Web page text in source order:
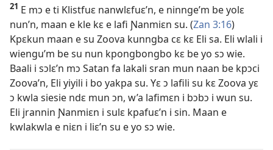
21 E mɔ e ti Klistfuɛ nanwlɛfuɛ’n, e ninnge’m be yolɛ
nun’n, maan e kle kɛ e lafi Ɲanmiɛn su. (Zan 3:16)
Kpɛkun maan e su Zoova kunngba cɛ kɛ Eli sa. Eli wlali i
wiengu’m be su nun kpongbongbo kɛ be yo sɔ wie.
Baali i sɔlɛ’n mɔ Satan fa lakali sran mun naan be kpɔci
Zoova’n, Eli yiyili i bo yakpa su. Yɛ ɔ lafili su kɛ Zoova yɛ
ɔ kwla siesie ndɛ mun ɔn, w’a lafimɛn i bɔbɔ i wun su.
Eli jrannin Ɲanmiɛn i sulɛ kpafuɛ’n i sin. Maan e
kwlakwla e niɛn i liɛ’n su e yo sɔ wie.